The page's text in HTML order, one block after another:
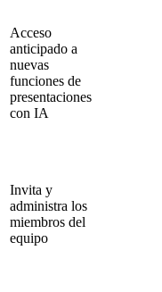
Acceso
anticipado a
nuevas
funciones de
presentaciones
con IA
Invita y
administra los
miembros del
equipo